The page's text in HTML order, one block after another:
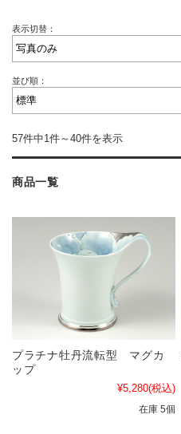
表示切替：
並び順：
57件中1件～40件を表示
商品一覧
プラチナ牡丹流転型 マグカ
ップ
¥5,280(税込)
在庫 5個